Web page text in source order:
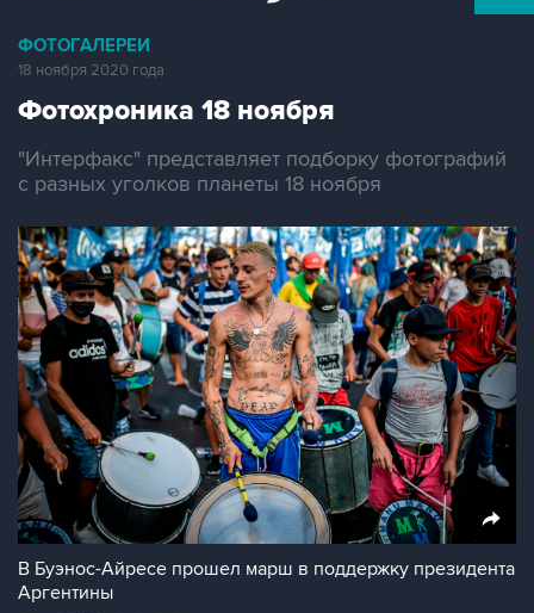
ФОТОГАЛЕРЕИ
18 ноября 2020 года
Фотохроника 18 ноября
"Интерфакс" представляет подборку фотографий
с разных уголков планеты 18 ноября
В Буэнос-Айресе прошел марш в поддержку президента
Аргентины